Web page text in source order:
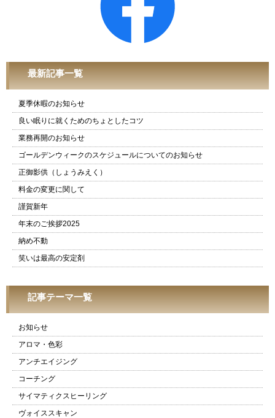
最新記事一覧
夏季休暇のお知らせ
良い眠りに就くためのちょとしたコツ
業務再開のお知らせ
ゴールデンウィークのスケジュールについてのお知らせ
正御影供（しょうみえく）
料金の変更に関して
謹賀新年
年末のご挨拶2025
納め不動
笑いは最高の安定剤
記事テーマ一覧
お知らせ
アロマ・色彩
アンチエイジング
コーチング
サイマティクスヒーリング
ヴォイススキャン